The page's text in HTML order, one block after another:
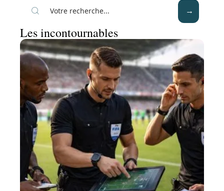
Les incontournables